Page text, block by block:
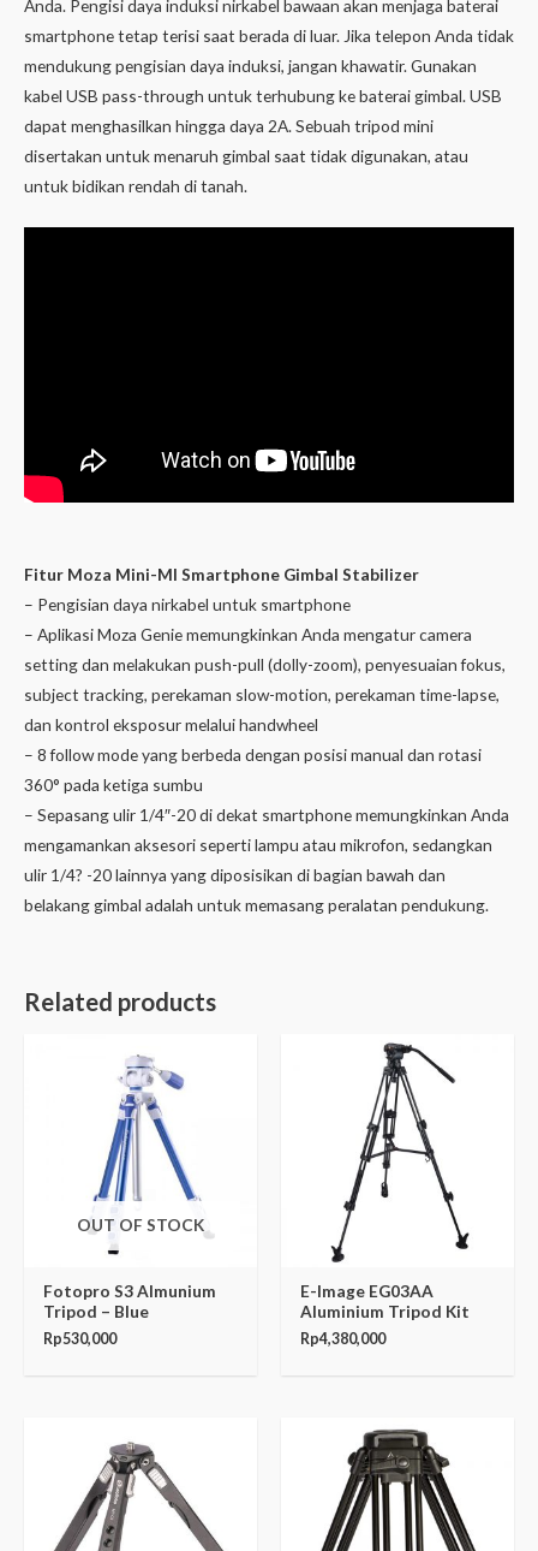
Anda. Pengisi daya induksi nirkabel bawaan akan menjaga baterai
smartphone tetap terisi saat berada di luar. Jika telepon Anda tidak
mendukung pengisian daya induksi, jangan khawatir. Gunakan
kabel USB pass-through untuk terhubung ke baterai gimbal. USB
dapat menghasilkan hingga daya 2A. Sebuah tripod mini
disertakan untuk menaruh gimbal saat tidak digunakan, atau
untuk bidikan rendah di tanah.
Fitur Moza Mini-MI Smartphone Gimbal Stabilizer
– Pengisian daya nirkabel untuk smartphone
– Aplikasi Moza Genie memungkinkan Anda mengatur camera
setting dan melakukan push-pull (dolly-zoom), penyesuaian fokus,
subject tracking, perekaman slow-motion, perekaman time-lapse,
dan kontrol eksposur melalui handwheel
– 8 follow mode yang berbeda dengan posisi manual dan rotasi
360° pada ketiga sumbu
– Sepasang ulir 1/4″-20 di dekat smartphone memungkinkan Anda
mengamankan aksesori seperti lampu atau mikrofon, sedangkan
ulir 1/4? -20 lainnya yang diposisikan di bagian bawah dan
belakang gimbal adalah untuk memasang peralatan pendukung.
Related products
OUT OF STOCK
Fotopro S3 Almunium
Tripod – Blue
Rp530,000
E-Image EG03AA
Aluminium Tripod Kit
Rp4,380,000